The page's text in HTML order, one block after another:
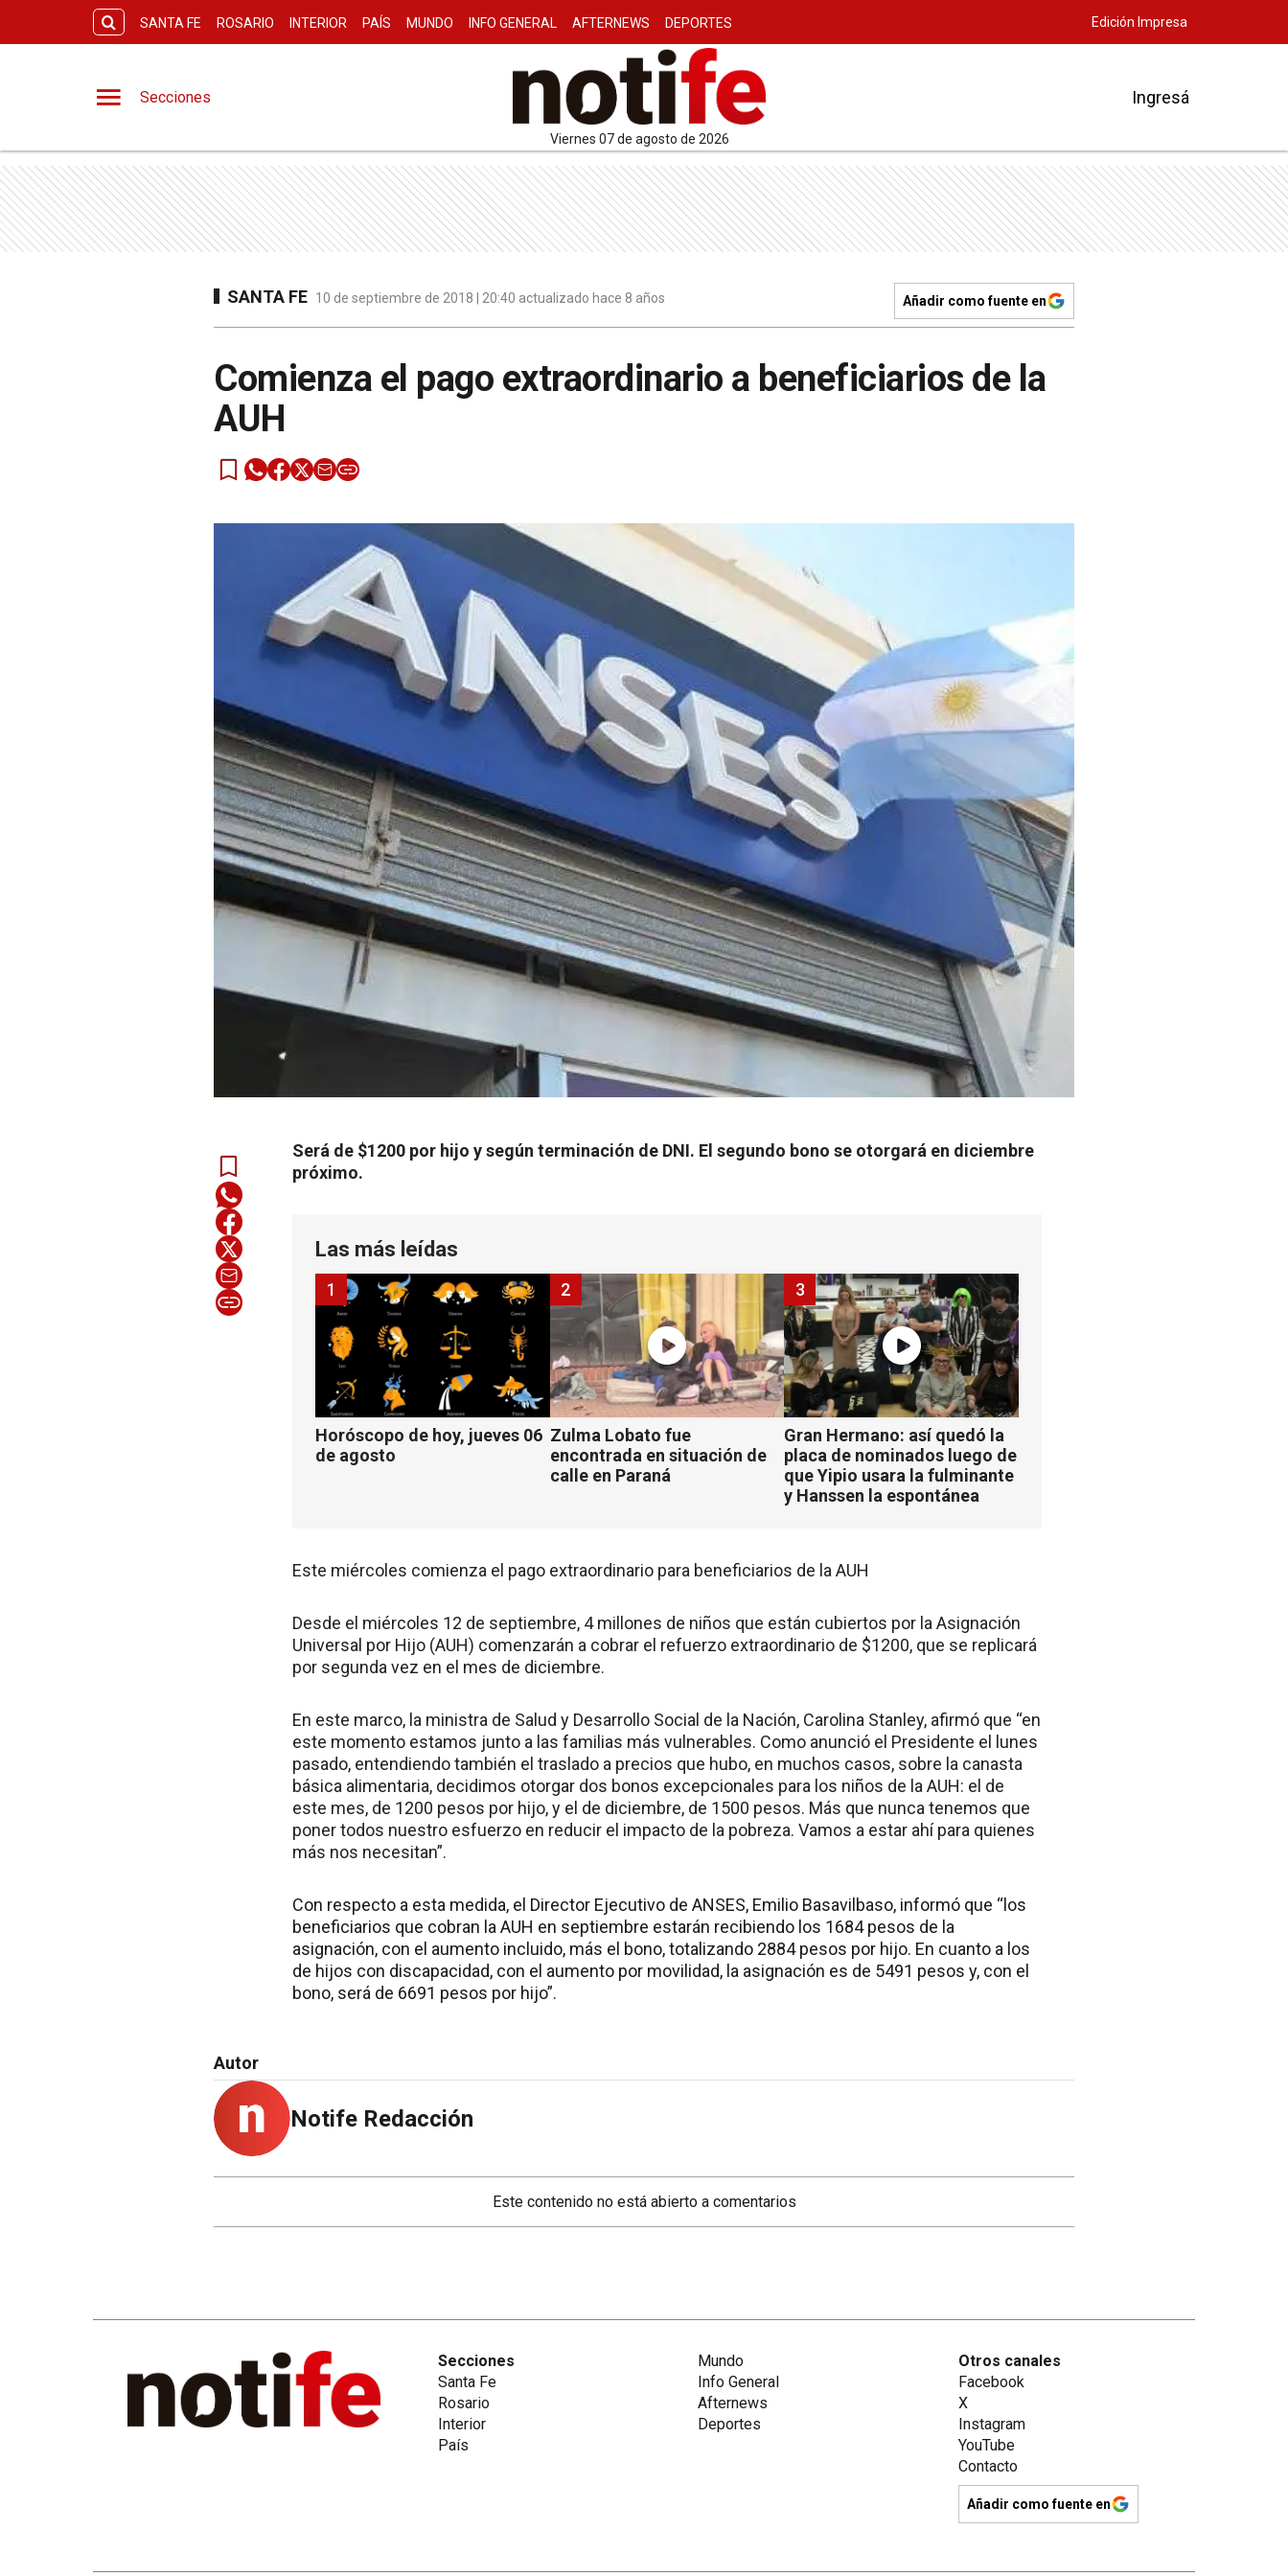
SANTA FE ROSARIO INTERIOR PAÍS MUNDO INFO GENERAL AFTERNEWS DEPORTES Edición Impresa
Secciones
viernes 07 de agosto de 2026
Ingresá
SANTA FE 10 de septiembre de 2018 | 20:40 actualizado hace 8 años Añadir como fuente en
Comienza el pago extraordinario a beneficiarios de la
AUH
Será de $1200 por hijo y según terminación de DNI. El segundo bono se otorgará en diciembre
próximo.
Las más leídas
Horóscopo de hoy, jueves 06
de agosto
1
Zulma Lobato fue
encontrada en situación de
calle en Paraná
2
Gran Hermano: así quedó la
placa de nominados luego de
que Yipio usara la fulminante
y Hanssen la espontánea
3
Este miércoles comienza el pago extraordinario para beneficiarios de la AUH
Desde el miércoles 12 de septiembre, 4 millones de niños que están cubiertos por la Asignación
Universal por Hijo (AUH) comenzarán a cobrar el refuerzo extraordinario de $1200, que se replicará
por segunda vez en el mes de diciembre.
En este marco, la ministra de Salud y Desarrollo Social de la Nación, Carolina Stanley, afirmó que “en
este momento estamos junto a las familias más vulnerables. Como anunció el Presidente el lunes
pasado, entendiendo también el traslado a precios que hubo, en muchos casos, sobre la canasta
básica alimentaria, decidimos otorgar dos bonos excepcionales para los niños de la AUH: el de
este mes, de 1200 pesos por hijo, y el de diciembre, de 1500 pesos. Más que nunca tenemos que
poner todos nuestro esfuerzo en reducir el impacto de la pobreza. Vamos a estar ahí para quienes
más nos necesitan”.
Con respecto a esta medida, el Director Ejecutivo de ANSES, Emilio Basavilbaso, informó que “los
beneficiarios que cobran la AUH en septiembre estarán recibiendo los 1684 pesos de la
asignación, con el aumento incluido, más el bono, totalizando 2884 pesos por hijo. En cuanto a los
de hijos con discapacidad, con el aumento por movilidad, la asignación es de 5491 pesos y, con el
bono, será de 6691 pesos por hijo”.
Autor
Notife Redacción
Este contenido no está abierto a comentarios
Secciones
Santa Fe
Rosario
Interior
País
Mundo
Info General
Afternews
Deportes
Otros canales
Facebook
X
Instagram
YouTube
Contacto
Añadir como fuente en